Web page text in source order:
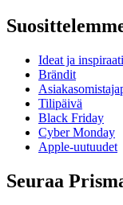
Ideat ja
Brändit
Tilipäivä
Black Friday
Cyber Monday
Apple-uutuudet
Seuraa